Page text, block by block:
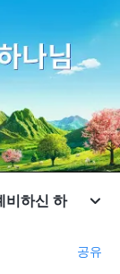
비하신 하
공유